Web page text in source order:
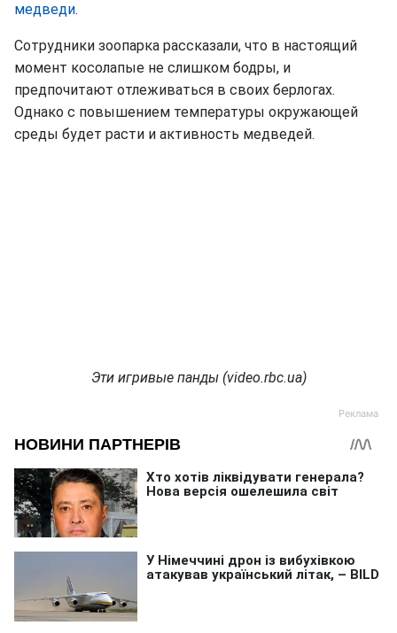
медведи.
Сотрудники зоопарка рассказали, что в настоящий
момент косолапые не слишком бодры, и
предпочитают отлеживаться в своих берлогах.
Однако с повышением температуры окружающей
среды будет расти и активность медведей.
Эти игривые панды (video.rbc.ua)